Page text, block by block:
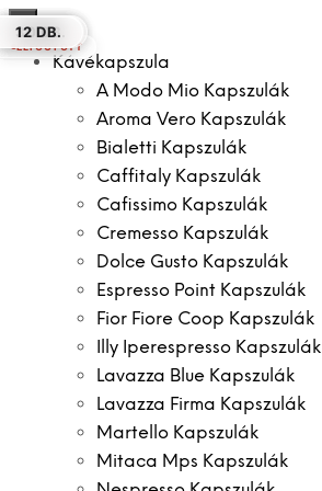
×
Kávékapszula
A Modo Mio Kapszulák
Aroma Vero Kapszulák
Bialetti Kapszulák
Caffitaly Kapszulák
Cafissimo Kapszulák
Cremesso Kapszulák
Dolce Gusto Kapszulák
Espresso Point Kapszulák
Fior Fiore Coop Kapszulák
Illy Iperespresso Kapszulák
Lavazza Blue Kapszulák
Lavazza Firma Kapszulák
Martello Kapszulák
Mitaca Mps Kapszulák
50 DB.
12 DB.
12 DB.
16 DB.
ELFOGYOTT
10 DB.
30 DB.
12 DB.